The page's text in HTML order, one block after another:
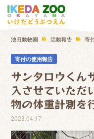
池田動物園 活動報告 寄
寄付の使用報告
サンタロウくん
入させていただ
物の体重計測を
2023.04.17